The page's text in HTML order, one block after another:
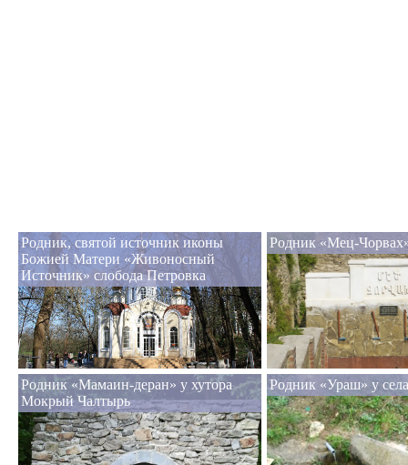
Родник, святой источник иконы
Божией Матери «Живоносный
Источник» слобода Петровка
Родник «Мец-
Родник «Мамаин-деран» у хутора
Мокрый Чалтырь
Родник «Ураш» у